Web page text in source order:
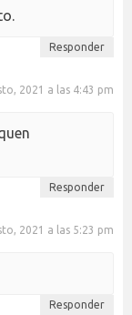
Responder
2021 a las 4:43 pm
Responder
2021 a las 5:23 pm
Responder